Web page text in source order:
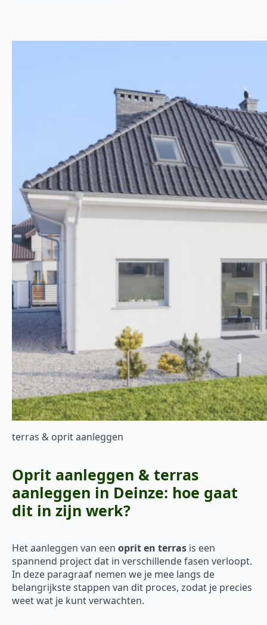
terras & oprit aanleggen
Oprit aanleggen & terras
aanleggen in Deinze: hoe gaat
dit in zijn werk?
Het aanleggen van een oprit en terras is een
spannend project dat in verschillende fasen verloopt.
In deze paragraaf nemen we je mee langs de
belangrijkste stappen van dit proces, zodat je precies
weet wat je kunt verwachten.